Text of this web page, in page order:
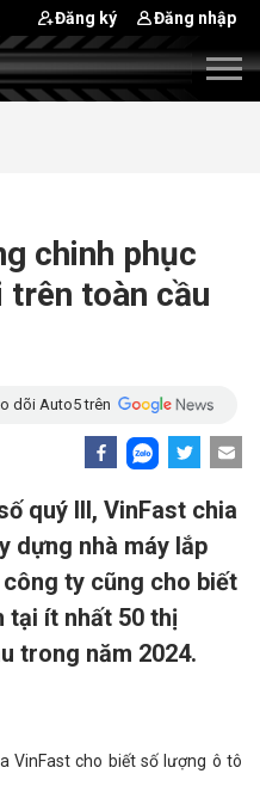
Đăng ký Đăng nhập
chinh phục
toàn cầu
dõi Auto5 trên
quý III, VinFast chia
dựng nhà máy lắp
ty cũng cho biết
tại ít nhất 50 thị
trong năm 2024.
VinFast cho biết số lượng ô tô